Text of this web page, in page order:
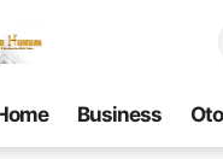
Business